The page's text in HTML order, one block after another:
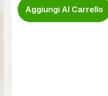
Aggiungi Al Carrello